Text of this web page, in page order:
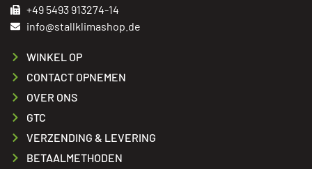
+49 5493 913274-14
info@stallklimashop.de
WINKEL OP
CONTACT OPNEMEN
OVER ONS
GTC
VERZENDING & LEVERING
BETAALMETHODEN